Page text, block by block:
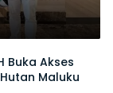
Buka Akses
Maluku